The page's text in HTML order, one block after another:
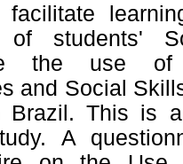
facilitate
of students'
the use of
and Social
Brazil. This is
A